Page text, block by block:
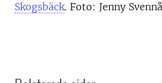
Skogsbäck. Foto: Jenny